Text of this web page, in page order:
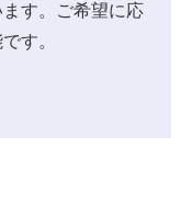
す。ご希望に応
す。